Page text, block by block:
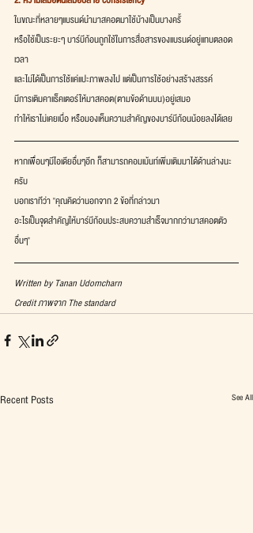
ในขณะที่หลายๆแบรนด์นำมาสคอตมาใช้บ้างเป็นบางครั้
หรือใช้เป็นระยะๆ บาร์บีก้อนถูกใช้ในการสื่อสารของแบรนด์อยู่แทบตลอด
เวลา
และไม่ได้เป็นการใช้แค่แปะภาพลงไป แต่เป็นการใช้อย่างสร้างสรรค์
มีการเติมคาแร็คเตอร์ให้มาสคอต(ตามข้อด้านบน)อยู่เสมอ
ทำให้เราไม่เคยเบื่อ หรือมองเห็นความสำคัญของบาร์บีก้อนน้อยลงได้เลย
หากเพื่อนๆมีไอเดียอื่นๆอีก ก็สามารถคอมเม้นท์เพิ่มเติมมาได้ด้านล่างนะ
ครับ
บอกเราทีว่า "คุณคิดว่านอกจาก 2 ข้อที่กล่าวมา
อะไรเป็นจุดสำคัญให้บาร์บีก้อนประสบความสำเร็จมากกว่ามาสคอตตัว
อื่นๆ"
Written by Tanan Udomcharn
Credit ภาพจาก The standard
Recent Posts See All